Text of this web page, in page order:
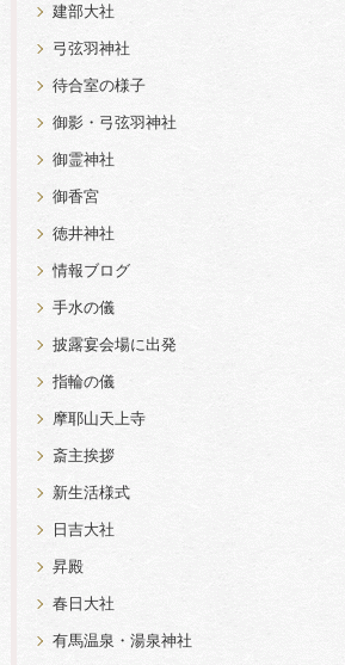
建部大社
弓弦羽神社
待合室の様子
御影・弓弦羽神社
御霊神社
御香宮
徳井神社
情報ブログ
手水の儀
披露宴会場に出発
指輪の儀
摩耶山天上寺
斎主挨拶
新生活様式
日吉大社
昇殿
春日大社
有馬温泉・湯泉神社